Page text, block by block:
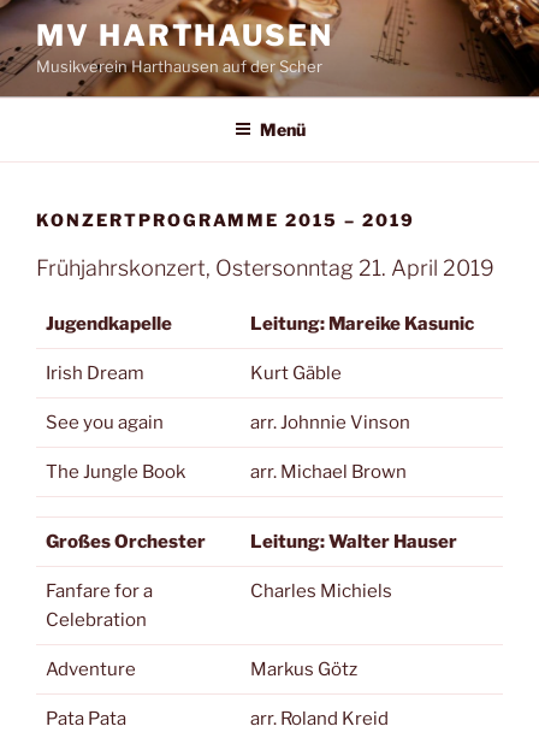
Zum
Inhalt
springen
MV HARTHAUSEN
Musikverein Harthausen auf der Scher
Menü
KONZERTPROGRAMME 2015 – 2019
Frühjahrskonzert, Ostersonntag 21. April 2019
Jugendkapelle Leitung: Mareike Kasunic
Irish Dream Kurt Gäble
See you again arr. Johnnie Vinson
The Jungle Book arr. Michael Brown
Großes Orchester Leitung: Walter Hauser
Fanfare for a
Celebration
Charles Michiels
Adventure Markus Götz
Pata Pata arr. Roland Kreid